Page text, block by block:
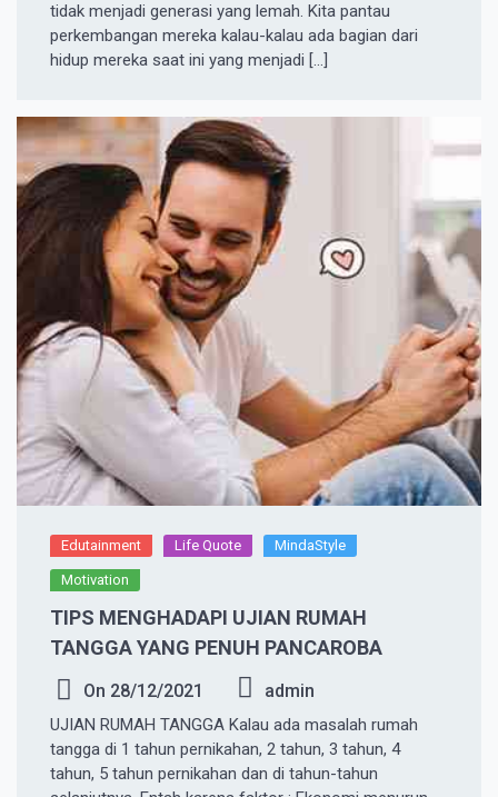
tidak menjadi generasi yang lemah. Kita pantau
perkembangan mereka kalau-kalau ada bagian dari
hidup mereka saat ini yang menjadi […]
Edutainment Life Quote MindaStyle
Motivation
TIPS MENGHADAPI UJIAN RUMAH
TANGGA YANG PENUH PANCAROBA
On 28/12/2021 admin
UJIAN RUMAH TANGGA Kalau ada masalah rumah
tangga di 1 tahun pernikahan, 2 tahun, 3 tahun, 4
tahun, 5 tahun pernikahan dan di tahun-tahun